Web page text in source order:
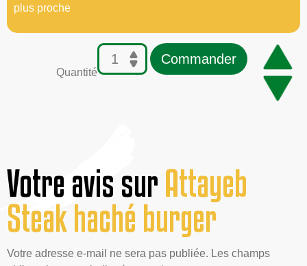
plus proche
Quantité
Commander
Votre avis surAttayeb
Steak haché burger
Votre adresse e-mail ne sera pas publiée. Les champs